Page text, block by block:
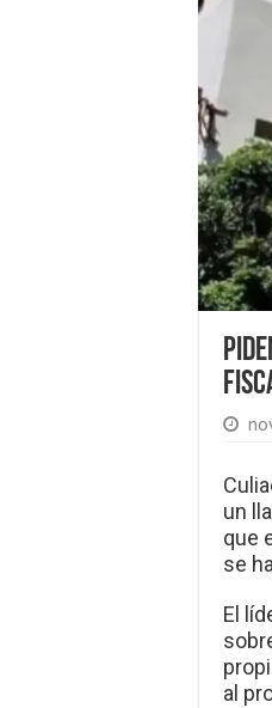
un
que
se
El
al